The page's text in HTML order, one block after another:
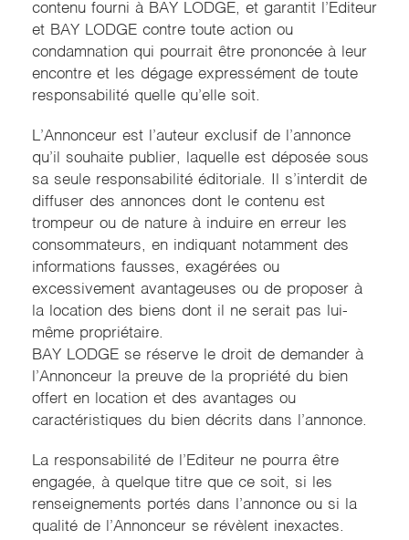
contenu fourni à BAY LODGE, et garantit l’Editeur
et BAY LODGE contre toute action ou
condamnation qui pourrait être prononcée à leur
encontre et les dégage expressément de toute
responsabilité quelle qu’elle soit.
L’Annonceur est l’auteur exclusif de l’annonce
qu’il souhaite publier, laquelle est déposée sous
sa seule responsabilité éditoriale. Il s’interdit de
diffuser des annonces dont le contenu est
trompeur ou de nature à induire en erreur les
consommateurs, en indiquant notamment des
informations fausses, exagérées ou
excessivement avantageuses ou de proposer à
la location des biens dont il ne serait pas lui-
même propriétaire.
BAY LODGE se réserve le droit de demander à
l’Annonceur la preuve de la propriété du bien
offert en location et des avantages ou
caractéristiques du bien décrits dans l’annonce.
La responsabilité de l’Editeur ne pourra être
engagée, à quelque titre que ce soit, si les
renseignements portés dans l’annonce ou si la
qualité de l’Annonceur se révèlent inexactes.